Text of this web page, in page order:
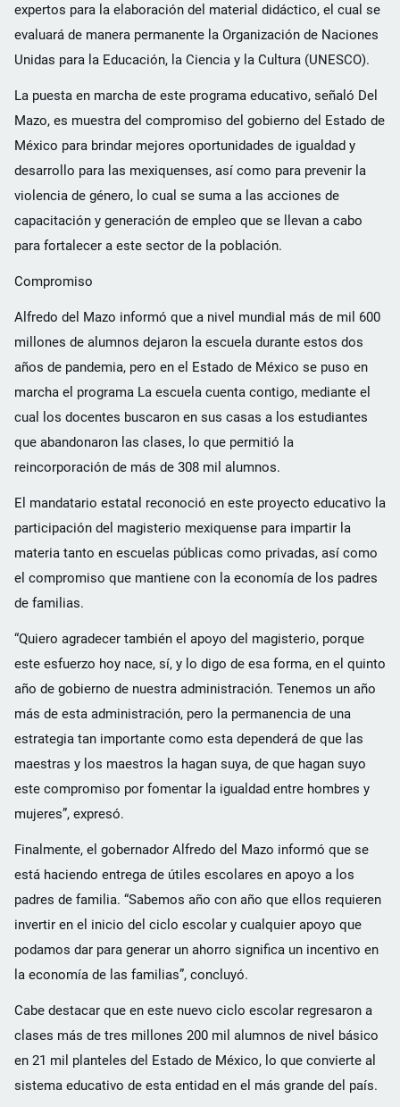
expertos para la elaboración del material didáctico, el cual se
evaluará de manera permanente la Organización de Naciones
Unidas para la Educación, la Ciencia y la Cultura (UNESCO).
La puesta en marcha de este programa educativo, señaló Del
Mazo, es muestra del compromiso del gobierno del Estado de
México para brindar mejores oportunidades de igualdad y
desarrollo para las mexiquenses, así como para prevenir la
violencia de género, lo cual se suma a las acciones de
capacitación y generación de empleo que se llevan a cabo
para fortalecer a este sector de la población.
Compromiso
Alfredo del Mazo informó que a nivel mundial más de mil 600
millones de alumnos dejaron la escuela durante estos dos
años de pandemia, pero en el Estado de México se puso en
marcha el programa La escuela cuenta contigo, mediante el
cual los docentes buscaron en sus casas a los estudiantes
que abandonaron las clases, lo que permitió la
reincorporación de más de 308 mil alumnos.
El mandatario estatal reconoció en este proyecto educativo la
participación del magisterio mexiquense para impartir la
materia tanto en escuelas públicas como privadas, así como
el compromiso que mantiene con la economía de los padres
de familias.
“Quiero agradecer también el apoyo del magisterio, porque
este esfuerzo hoy nace, sí, y lo digo de esa forma, en el quinto
año de gobierno de nuestra administración. Tenemos un año
más de esta administración, pero la permanencia de una
estrategia tan importante como esta dependerá de que las
maestras y los maestros la hagan suya, de que hagan suyo
este compromiso por fomentar la igualdad entre hombres y
mujeres”, expresó.
Finalmente, el gobernador Alfredo del Mazo informó que se
está haciendo entrega de útiles escolares en apoyo a los
padres de familia. “Sabemos año con año que ellos requieren
invertir en el inicio del ciclo escolar y cualquier apoyo que
podamos dar para generar un ahorro significa un incentivo en
la economía de las familias”, concluyó.
Cabe destacar que en este nuevo ciclo escolar regresaron a
clases más de tres millones 200 mil alumnos de nivel básico
en 21 mil planteles del Estado de México, lo que convierte al
sistema educativo de esta entidad en el más grande del país.